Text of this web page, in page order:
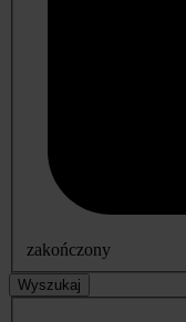
zakończony
Wyszukaj